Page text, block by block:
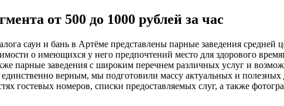
от 500 до 1000 рублей за час
саун и бань в Артёме представлены парные заведения
о имеющихся у него предпочтений место для здорового
парные заведения с широким перечнем различных услуг и
верным, мы подготовили массу актуальных и
гостевых номеров, списки предоставляемых слуг, а также